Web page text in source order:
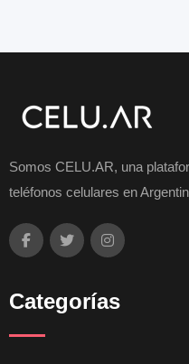
Somos CELU.AR, una
teléfonos celulares en
Categorías